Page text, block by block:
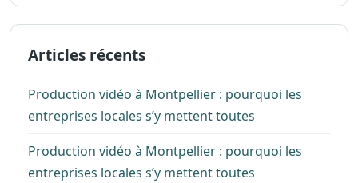
Articles récents
Production vidéo à Montpellier : pourquoi les
entreprises locales s’y mettent toutes
Production vidéo à Montpellier : pourquoi les
entreprises locales s’y mettent toutes